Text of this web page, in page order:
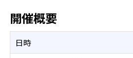
開催概要
日時